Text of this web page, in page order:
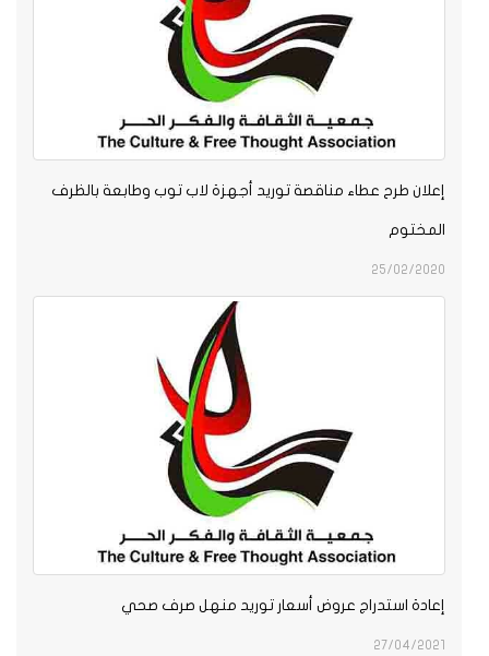
إعلان طرح عطاء مناقصة توريد أجهزة لاب توب وطابعة بالظرف
المختوم
25/02/2020
إعادة استدراج عروض أسعار توريد منهل صرف صحي
27/04/2021